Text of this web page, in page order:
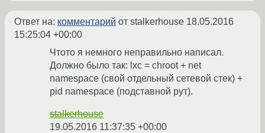
Ответ на: комментарий от stalkerhouse 18.05.2016
15:25:04 +00:00
Чтото я немного неправильно написал.
Должно было так: lxc = chroot + net
nаmespace (свой отдельный сетевой стек) +
pid namespace (подставной рут).
stalkerhouse
19.05.2016 11:37:35 +00:00